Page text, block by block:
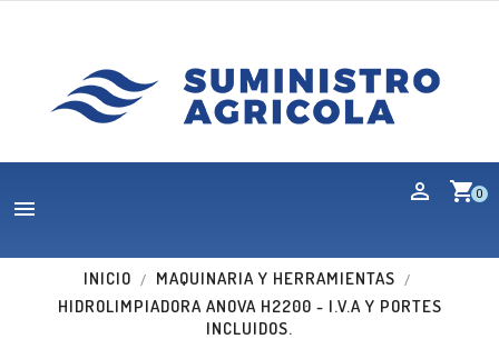
shopping_cart0

INICIO
MAQUINARIA Y HERRAMIENTAS
HIDROLIMPIADORA ANOVA H2200 - I.V.A Y PORTES
INCLUIDOS.